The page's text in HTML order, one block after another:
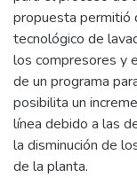
propuesta permitió
tecnológico de
los compresores y
de un programa
posibilita un
línea debido a las
la disminución de
de la planta.